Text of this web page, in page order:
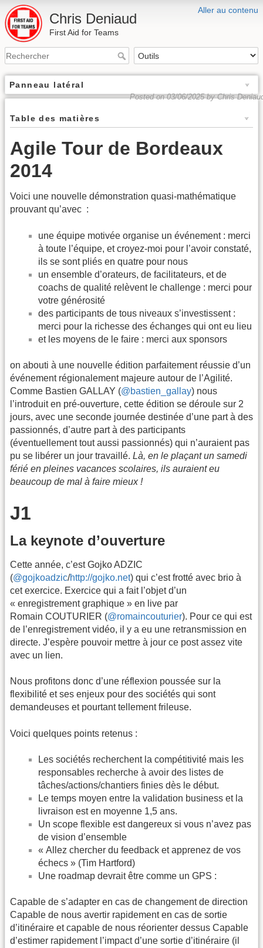
Aller au contenu
Chris Deniaud
First Aid for Teams
Panneau latéral
Posted on 03/06/2025 by Chris
Table des matières
Agile Tour de Bordeaux
2014
Voici une nouvelle démonstration quasi-mathématique
prouvant qu’avec :
une équipe motivée organise un événement : merci
à toute l’équipe, et croyez-moi pour l’avoir constaté,
ils se sont pliés en quatre pour nous
un ensemble d’orateurs, de facilitateurs, et de
coachs de qualité relèvent le challenge : merci pour
votre générosité
des participants de tous niveaux s’investissent :
merci pour la richesse des échanges qui ont eu lieu
et les moyens de le faire : merci aux sponsors
on abouti à une nouvelle édition parfaitement réussie d’un
événement régionalement majeure autour de l’Agilité.
Comme Bastien GALLAY (@bastien_gallay) nous
l’introduit en pré-ouverture, cette édition se déroule sur 2
jours, avec une seconde journée destinée d’une part à des
passionnés, d’autre part à des participants
(éventuellement tout aussi passionnés) qui n’auraient pas
pu se libérer un jour travaillé. Là, en le plaçant un samedi
férié en pleines vacances scolaires, ils auraient eu
beaucoup de mal à faire mieux !
J1
La keynote d’ouverture
Cette année, c’est Gojko ADZIC
(@gojkoadzic/http://gojko.net) qui c’est frotté avec brio à
cet exercice. Exercice qui a fait l’objet d’un
« enregistrement graphique » en live par
Romain COUTURIER (@romaincouturier). Pour ce qui est
de l’enregistrement vidéo, il y a eu une retransmission en
directe. J’espère pouvoir mettre à jour ce post assez vite
avec un lien.
Nous profitons donc d’une réflexion poussée sur la
flexibilité et ses enjeux pour des sociétés qui sont
demandeuses et pourtant tellement frileuse.
Voici quelques points retenus :
Les sociétés recherchent la compétitivité mais les
responsables recherche à avoir des listes de
tâches/actions/chantiers finies dès le début.
Le temps moyen entre la validation business et la
livraison est en moyenne 1,5 ans.
Un scope flexible est dangereux si vous n’avez pas
de vision d’ensemble
« Allez chercher du feedback et apprenez de vos
échecs » (Tim Hartford)
Une roadmap devrait être comme un GPS :
Capable de s’adapter en cas de changement de direction
Capable de nous avertir rapidement en cas de sortie
d’itinéraire et capable de nous réorienter dessus Capable
d’estimer rapidement l’impact d’une sortie d’itinéraire (il